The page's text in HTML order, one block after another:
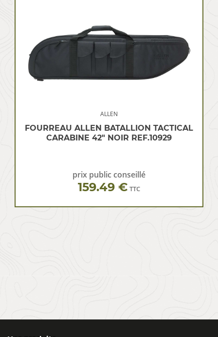
ALLEN
FOURREAU ALLEN BATALLION TACTICAL
CARABINE 42″ NOIR REF.10929
prix public conseillé
159.49 € TTC